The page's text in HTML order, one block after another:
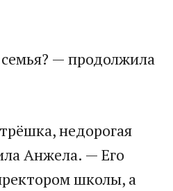
— продолжила
недорогая
Анжела. — Его
школы, а